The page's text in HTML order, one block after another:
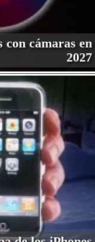
cámaras en
2027